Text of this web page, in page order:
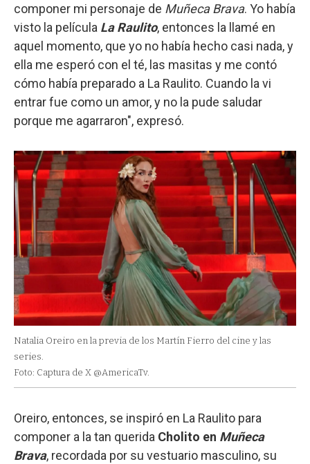
componer mi personaje de Muñeca Brava. Yo había
visto la película La Raulito, entonces la llamé en
aquel momento, que yo no había hecho casi nada, y
ella me esperó con el té, las masitas y me contó
cómo había preparado a La Raulito. Cuando la vi
entrar fue como un amor, y no la pude saludar
porque me agarraron", expresó.
Natalia Oreiro en la previa de los Martín Fierro del cine y las
series.
Foto: Captura de X @AmericaTv.
Oreiro, entonces, se inspiró en La Raulito para
componer a la tan querida Cholito en Muñeca
Brava, recordada por su vestuario masculino, su